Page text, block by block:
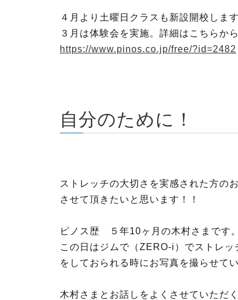
４月より土曜日クラスも新設開校します
３月は体験会を実施。詳細はこちらか
https://www.pinos.co.jp/free/?id=2482
自分のために！
ストレッチの大切さを実感された方の
させて頂きたいと思います！！
ピノス歴 ５年10ヶ月の木村さまです。
この日はジムで（ZERO-i）でストレッ
をしておられる時にお写真を撮らせて
木村さまとお話しをよくさせていただ